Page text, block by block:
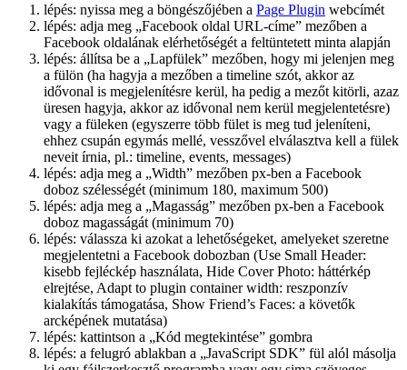
lépés: nyissa meg a böngészőjében a Page Plugin webcímét
lépés: adja meg „Facebook oldal URL-címe” mezőben a
Facebook oldalának elérhetőségét a feltüntetett minta alapján
lépés: állítsa be a „Lapfülek” mezőben, hogy mi jelenjen meg
a fülön (ha hagyja a mezőben a timeline szót, akkor az
idővonal is megjelenítésre kerül, ha pedig a mezőt kitörli, azaz
üresen hagyja, akkor az idővonal nem kerül megjelentetésre)
vagy a füleken (egyszerre több fület is meg tud jeleníteni,
ehhez csupán egymás mellé, vesszővel elválasztva kell a fülek
neveit írnia, pl.: timeline, events, messages)
lépés: adja meg a „Width” mezőben px-ben a Facebook
doboz szélességét (minimum 180, maximum 500)
lépés: adja meg a „Magasság” mezőben px-ben a Facebook
doboz magasságát (minimum 70)
lépés: válassza ki azokat a lehetőségeket, amelyeket szeretne
megjelentetni a Facebook dobozban (Use Small Header:
kisebb fejléckép használata, Hide Cover Photo: háttérkép
elrejtése, Adapt to plugin container width: reszponzív
kialakítás támogatása, Show Friend’s Faces: a követők
arcképének mutatása)
lépés: kattintson a „Kód megtekintése” gombra
lépés: a felugró ablakban a „JavaScript SDK” fül alól másolja